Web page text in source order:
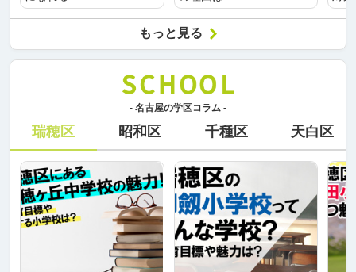
もっと見る
- 名古屋の学区コラム -
瑞穂区 昭和区 千種区 天白区